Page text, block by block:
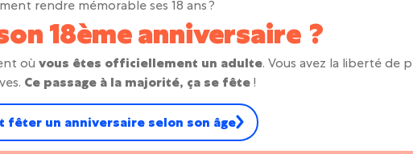
rendre mémorable ses 18 ans ?
18ème anniversaire ?
où vous êtes officiellement un adulte. Vous avez la liberté de
Ce passage à la majorité, ça se fête !
fêter un anniversaire selon son âge